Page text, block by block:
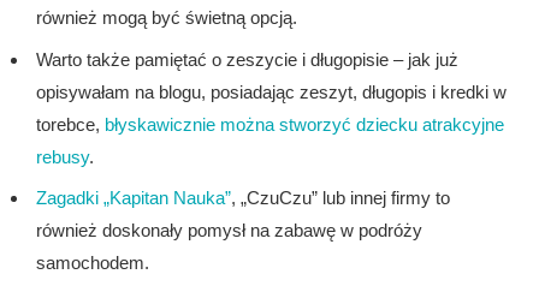
również mogą być świetną opcją.
Warto także pamiętać o zeszycie i długopisie – jak już
opisywałam na blogu, posiadając zeszyt, długopis i kredki w
torebce, błyskawicznie można stworzyć dziecku atrakcyjne
rebusy.
Zagadki „Kapitan Nauka”, „CzuCzu” lub innej firmy to
również doskonały pomysł na zabawę w podróży
samochodem.